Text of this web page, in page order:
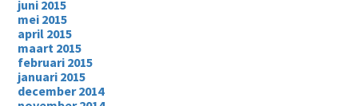
juni 2015
mei 2015
april 2015
maart 2015
februari 2015
januari 2015
december 2014